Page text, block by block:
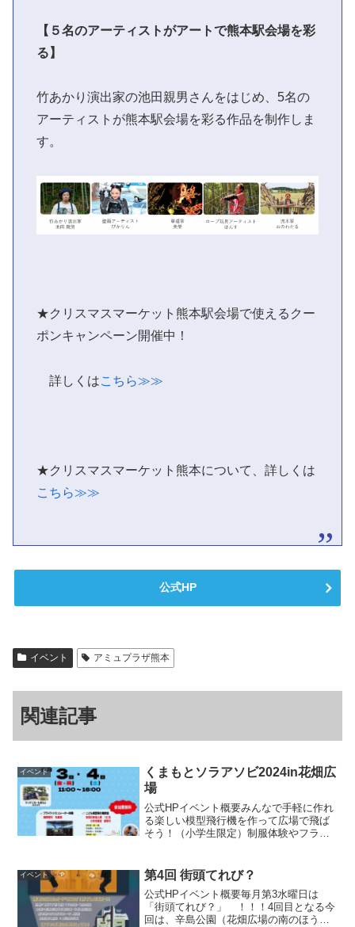
【５名のアーティストがアートで熊本駅会場を彩
る】
竹あかり演出家の池田親男さんをはじめ、5名の
アーティストが熊本駅会場を彩る作品を制作しま
す。
★クリスマスマーケット熊本駅会場で使えるクー
ポンキャンペーン開催中！
詳しくはこちら≫≫
★クリスマスマーケット熊本について、詳しくは
こちら≫≫
公式HP
イベント アミュプラザ熊本
関連記事
イベント
くまもとソラアソビ2024in花畑広
場
公式HPイベント概要みんなで手軽に作れ
る楽しい模型飛行機を作って広場で飛ば
そう！（小学生限定）制服体験やフライ
2日間です✈ ※参加費無料開催日程2024
年5月3日（...
イベント 第4回 街頭てれび？
公式HPイベント概要毎月第3水曜日は
「街頭てれび？」 ！！！4回目となる今
回は、辛島公園（花畑広場の南のほう）